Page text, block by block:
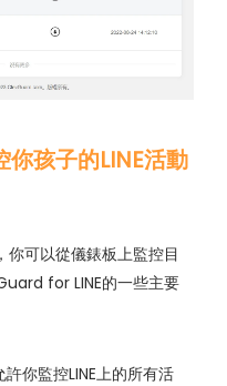
孩子的LINE活動
可以從儀錶板上監控目
for LINE的一些主要
你監控LINE上的所有活